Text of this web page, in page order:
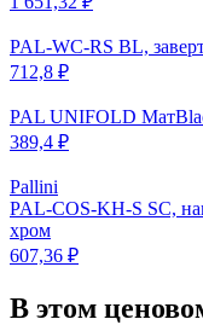
PAL-WC-RS BL,
712,8 ₽
PAL UNIFOLD
389,4 ₽
Pallini
PAL-COS-KH-S SC,
хром
607,36 ₽
В этом